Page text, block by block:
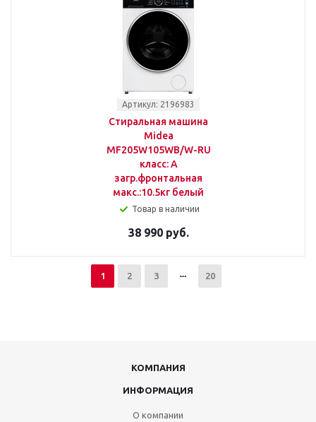
Артикул: 2196983
Стиральная машина
Midea
MF205W105WB/W-RU
класс: A
загр.фронтальная
макс.:10.5кг белый
Товар в наличии
38 990 руб.
1 2 3 20
КОМПАНИЯ
ИНФОРМАЦИЯ
О компании